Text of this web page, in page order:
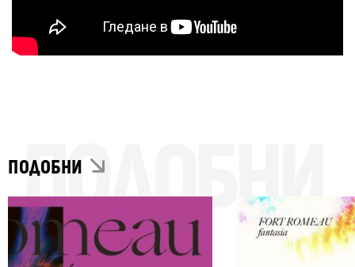
ПОДОБНИ
ПОДОБНИ